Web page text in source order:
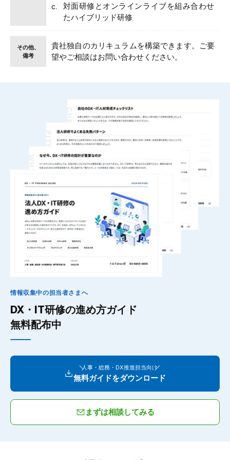
対面研修とオンラインライブを組み合わせ
たハイブリッド研修
その他、
備考
貴社独自のカリキュラムを構築できます。ご要
望やご相談はお問い合わせください。
情報収集中の担当者さまへ
DX・IT研修の進め方ガイド
無料配布中
人事・総務・DX推進担当向け
無料ガイドをダウンロード
まずは相談してみる